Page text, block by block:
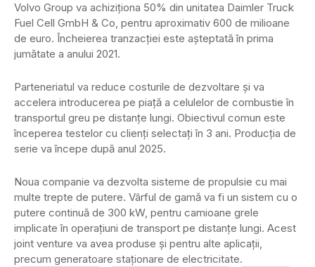
Volvo Group va achiziționa 50% din unitatea Daimler Truck
Fuel Cell GmbH & Co, pentru aproximativ 600 de milioane
de euro. Încheierea tranzacției este așteptată în prima
jumătate a anului 2021.
Parteneriatul va reduce costurile de dezvoltare și va
accelera introducerea pe piață a celulelor de combustie în
transportul greu pe distanțe lungi. Obiectivul comun este
începerea testelor cu clienți selectați în 3 ani. Producția de
serie va începe după anul 2025.
Noua companie va dezvolta sisteme de propulsie cu mai
multe trepte de putere. Vârful de gamă va fi un sistem cu o
putere continuă de 300 kW, pentru camioane grele
implicate în operațiuni de transport pe distanțe lungi. Acest
joint venture va avea produse și pentru alte aplicații,
precum generatoare staționare de electricitate.